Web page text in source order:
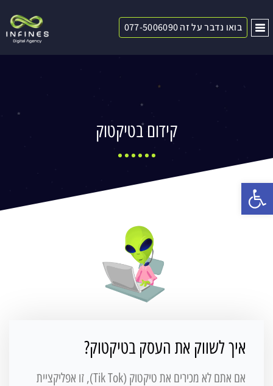
פתח סרגל נגישות
בואו נדבר על זה 077-5006090
קידום בטיקטוק
איך לשווק את העסק בטיקטוק?
אם אתם לא מכירים את טיקטוק (Tik Tok), זו אפליקציית